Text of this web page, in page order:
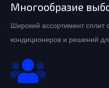
Многообразие
Широкий ассортимент
кондиционеров и решений